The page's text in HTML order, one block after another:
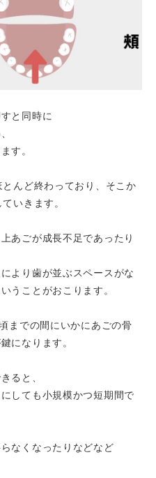
と同時に
す。
とんど終わっており、そこか
いきます。
あごが成長不足であったり
より歯が並ぶスペースがな
うことがおこります。
までの間にいかにあごの骨
になります。
ると、
しても小規模かつ短期間で
なくなったりなどなど